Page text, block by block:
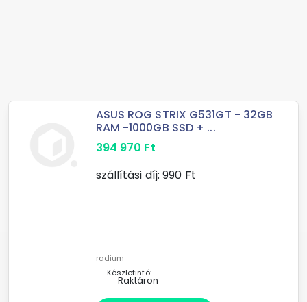
ASUS ROG STRIX G531GT - 32GB
RAM -1000GB SSD + ...
394 970 Ft
szállítási díj: 990 Ft
radium
Készletinfó:
Raktáron